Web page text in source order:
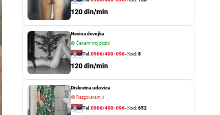
120 din/min
Nevina devojka
🟢 Čekam tvoj poziv!
Tel:0906/400-096- Kod:8
120 din/min
Diskretna udovica
🔴Razgovaram :)
Tel:0906/400-096- Kod:652